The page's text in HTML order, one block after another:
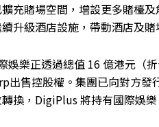
充賭場空間，增設更多賭檯
升級酒店設施，帶動酒店及賭
娛樂正透過總值 16 億港元（
售控股權。集團已向對方發
換，DigiPlus 將持有國際娛樂